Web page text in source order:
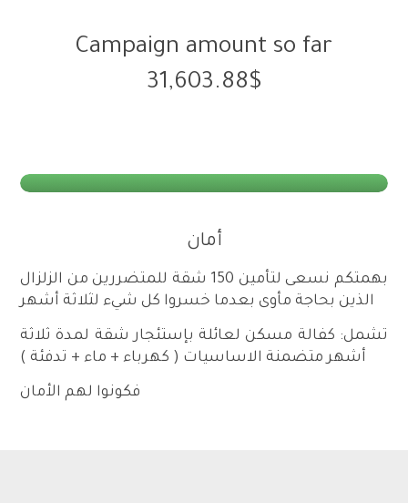
Campaign amount so far
31,603.88$
أمان
بهمتكم نسعى لتأمين 150 شقة للمتضررين من الزلزال
الذين بحاجة مأوى بعدما خسروا كل شيء لثلاثة أشهر
تشمل: كفالة مسكن لعائلة بإستئجار شقة لمدة ثلاثة
أشهر متضمنة الاساسيات ( كهرباء + ماء + تدفئة )
فكونوا لهم الأمان